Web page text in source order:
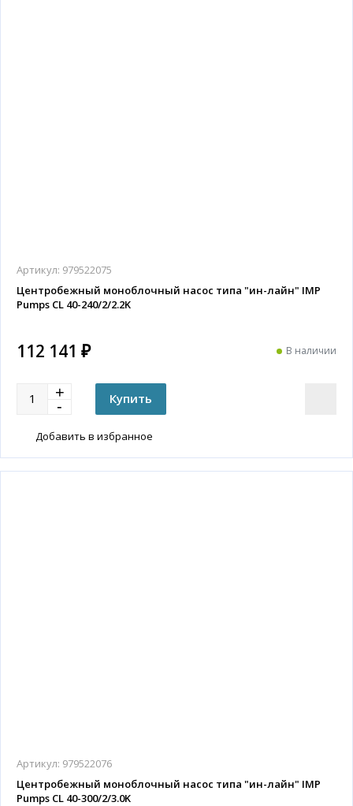
Артикул: 979522075
Центробежный моноблочный насос типа "ин-лайн" IMP
Pumps CL 40-240/2/2.2K
112 141 ₽ В наличии
Добавить в избранное
Артикул: 979522076
Центробежный моноблочный насос типа "ин-лайн" IMP
Pumps CL 40-300/2/3.0K